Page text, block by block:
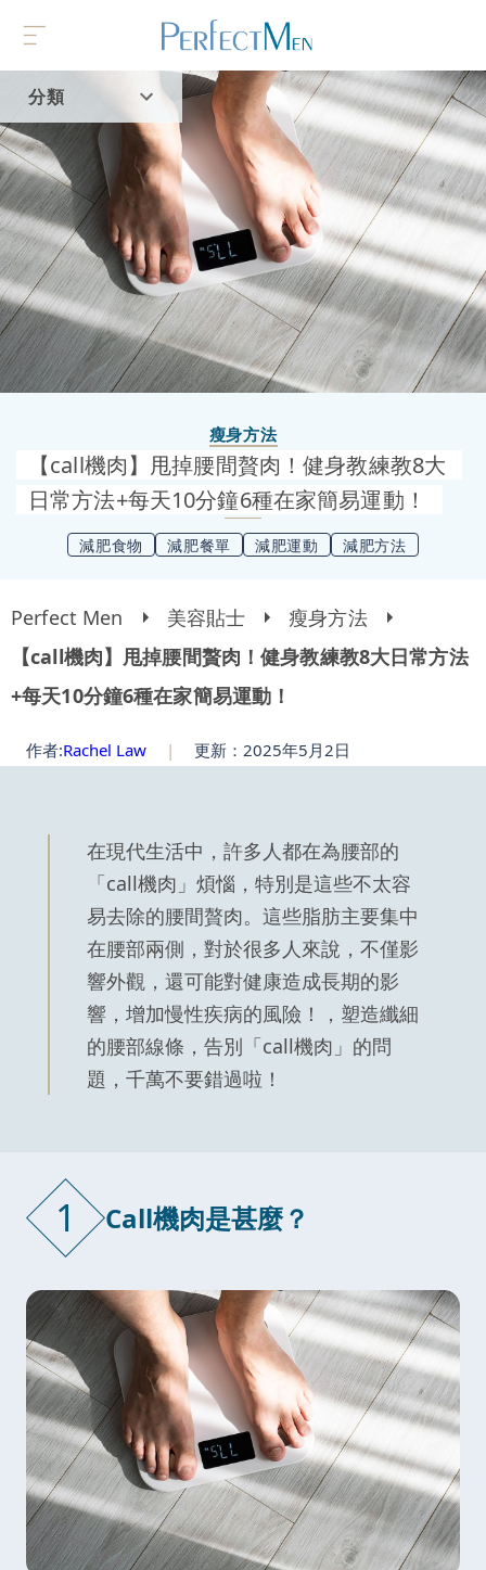
分類
首頁
流行趨勢
瘦身方法
【call機肉】甩掉腰間贅肉！健身教練教8大
日常方法+每天10分鐘6種在家簡易運動！
減肥食物 減肥餐單 減肥運動 減肥方法
Perfect Men 美容貼士
瘦身方法
【call機肉】甩掉腰間贅肉！健身教練教8大日常方法
+每天10分鐘6種在家簡易運動！
作者:Rachel Law | 更新：2025年5月2日
在現代生活中，許多人都在為腰部的
「call機肉」煩惱，特別是這些不太容
易去除的腰間贅肉。這些脂肪主要集中
在腰部兩側，對於很多人來說，不僅影
響外觀，還可能對健康造成長期的影
響，增加慢性疾病的風險！，塑造纖細
的腰部線條，告別「call機肉」的問
題，千萬不要錯過啦！
1 Call機肉是甚麼？